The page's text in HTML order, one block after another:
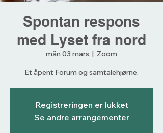
Spontan respons
med Lyset fra nord
mån 03 mars
  |
Zoom
Et åpent Forum og samtalehjørne.
Registreringen er lukket
Se andre arrangementer